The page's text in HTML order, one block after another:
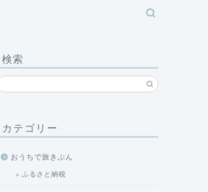
検索
カテゴリー
おうちで旅きぶん
ふるさと納税